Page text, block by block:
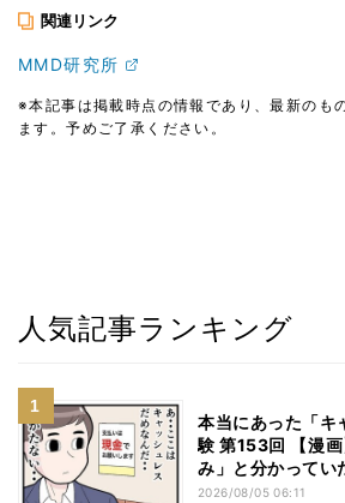
関連リンク
MMD研究所
※本記事は掲載時点の情報であり、最新のも
ます。予めご了承ください。
人気記事ランキング
本当にあった「キ
験 第153回 【漫
み」と分かって
的に出してしまっ
2026/08/05 06:11